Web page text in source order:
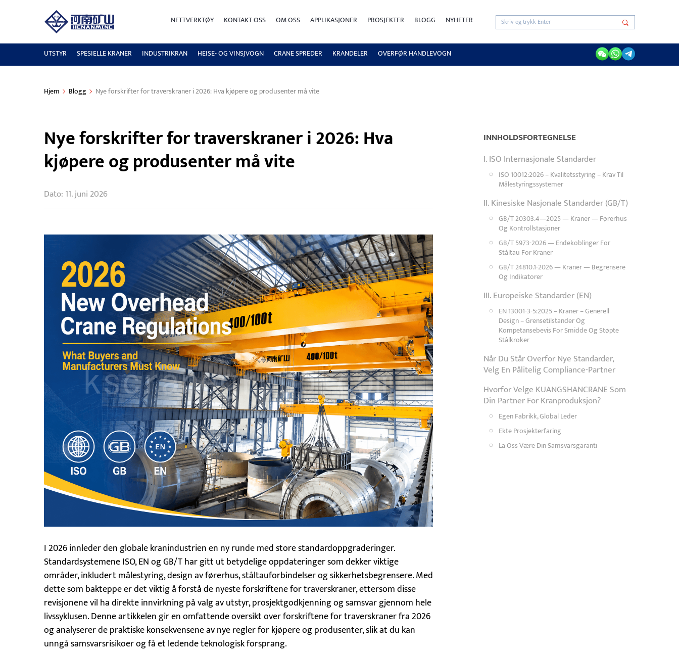
NETTVERKTØY KONTAKT OSS OM OSS APPLIKASJONER PROSJEKTER BLOGG NYHETER
UTSTYR SPESIELLE KRANER INDUSTRIKRAN HEISE- OG VINSJVOGN CRANE SPREDER KRANDELER OVERFØR HANDLEVOGN
Hjem Blogg Nye forskrifter for traverskraner i 2026: Hva kjøpere og produsenter må vite
Nye forskrifter for traverskraner i 2026: Hva
kjøpere og produsenter må vite
Dato: 11. juni 2026
INNHOLDSFORTEGNELSE
I. ISO Internasjonale Standarder
ISO 10012:2026 – Kvalitetsstyring – Krav Til
Målestyringssystemer
II. Kinesiske Nasjonale Standarder (GB/T)
GB/T 20303.4—2025 — Kraner — Førerhus
Og Kontrollstasjoner
GB/T 5973-2026 — Endekoblinger For
Ståltau For Kraner
GB/T 24810.1-2026 — Kraner — Begrensere
Og Indikatorer
III. Europeiske Standarder (EN)
EN 13001-3-5:2025 – Kraner – Generell
Design – Grensetilstander Og
Kompetansebevis For Smidde Og Støpte
Stålkroker
Når Du Står Overfor Nye Standarder,
Velg En Pålitelig Compliance-Partner
Hvorfor Velge KUANGSHANCRANE Som
Din Partner For Kranproduksjon?
Egen Fabrikk, Global Leder
Ekte Prosjekterfaring
La Oss Være Din Samsvarsgaranti
I 2026 innleder den globale kranindustrien en ny runde med store standardoppgraderinger.
Standardsystemene ISO, EN og GB/T har gitt ut betydelige oppdateringer som dekker viktige
områder, inkludert målestyring, design av førerhus, ståltauforbindelser og sikkerhetsbegrensere. Med
dette som bakteppe er det viktig å forstå de nyeste forskriftene for traverskraner, ettersom disse
revisjonene vil ha direkte innvirkning på valg av utstyr, prosjektgodkjenning og samsvar gjennom hele
livssyklusen. Denne artikkelen gir en omfattende oversikt over forskriftene for traverskraner fra 2026
og analyserer de praktiske konsekvensene av nye regler for kjøpere og produsenter, slik at du kan
unngå samsvarsrisikoer og få et ledende teknologisk forsprang.